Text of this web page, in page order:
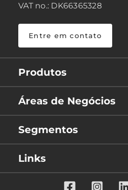
VAT no.: DK66365328
Entre em contato
Produtos
Áreas de Negócios
Segmentos
Links